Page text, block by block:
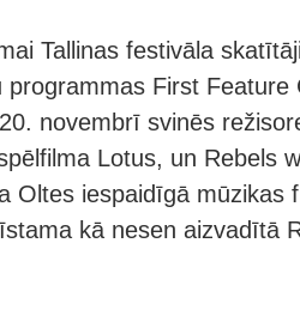
Tallinas festivāla
First Feature
novembrī svinēs
Lotus, un Rebels
Oltes iespaidīgā mūzikas
kā nesen aizvadītā